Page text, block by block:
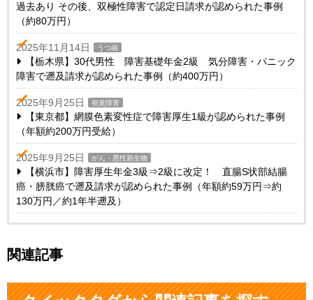
過去あり その後、双極性障害で認定日請求が認められた事例
（約80万円）
2025年11月14日 うつ病
【栃木県】30代男性 障害基礎年金2級 気分障害・パニック
障害で遡及請求が認められた事例（約400万円）
2025年9月25日 視覚障害
【東京都】網膜色素変性症で障害厚生1級が認められた事例
（年額約200万円受給）
2025年9月25日 がん・悪性新生物
【横浜市】障害厚生年金3級⇒2級に改定！ 直腸S状部結腸
癌・膀胱癌で遡及請求が認められた事例（年額約59万円⇒約
130万円／約1年半遡及）
関連記事